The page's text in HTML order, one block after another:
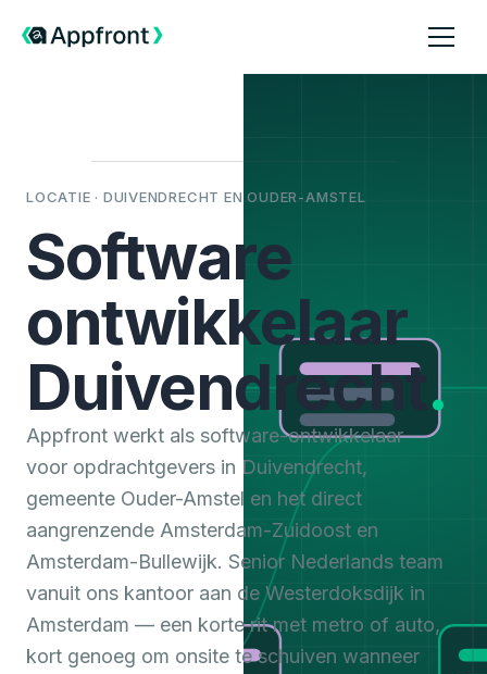
LOCATIE · DUIVENDRECHT EN OUDER-AMSTEL
Software
ontwikkelaar
Duivendrecht.
Appfront werkt als software-ontwikkelaar
voor opdrachtgevers in Duivendrecht,
gemeente Ouder-Amstel en het direct
aangrenzende Amsterdam-Zuidoost en
Amsterdam-Bullewijk. Senior Nederlands team
vanuit ons kantoor aan de Westerdoksdijk in
Amsterdam — een korte rit met metro of auto,
kort genoeg om onsite te schuiven wanneer